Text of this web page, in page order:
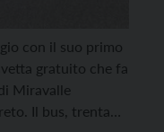
con il suo primo
gratuito che fa
Miravalle
Il bus, trenta